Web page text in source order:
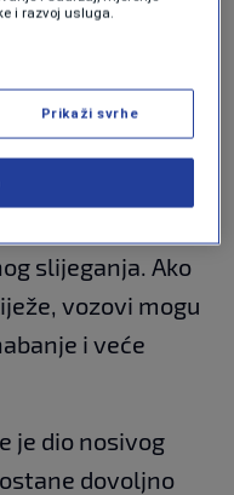
na velike
tu silu, a zatim je
ispod.
na širu
slijeganja. Ako
vozovi mogu
i veće
je dio nosivog
dovoljno
i razvoj usluga.
Prikaži svrhe